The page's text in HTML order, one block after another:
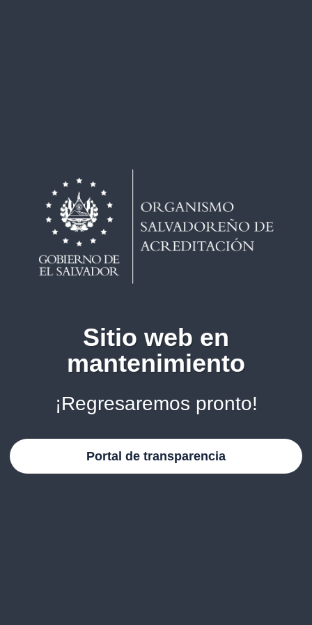
Sitio web en
mantenimiento
¡Regresaremos pronto!
Portal de transparencia